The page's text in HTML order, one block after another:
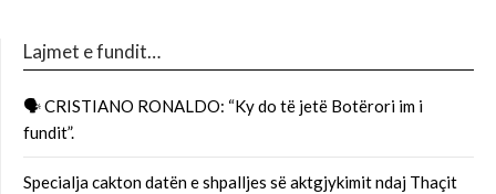
Lajmet e fundit…
🗣 CRISTIANO RONALDO: “Ky do të jetë Botërori im i
fundit”.
Specialja cakton datën e shpalljes së aktgjykimit ndaj Thaçit